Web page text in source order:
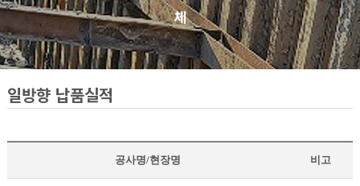
체
일방향 납품실적
공사명/현장명 비고